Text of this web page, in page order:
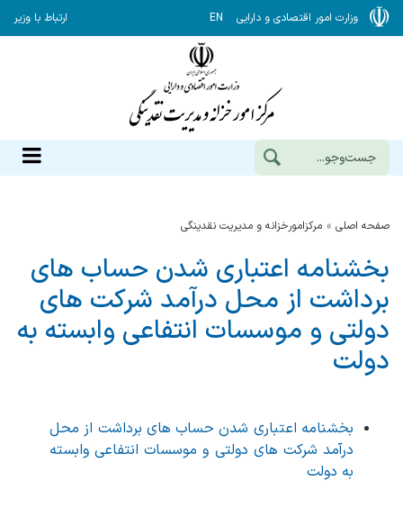
وزارت امور اقتصادی و دارایی EN ارتباط با وزیر
صفحه اصلی مرکزامورخزانه و مدیریت نقدینگی
بخشنامه اعتباری شدن حساب های
برداشت از محل درآمد شرکت های
دولتی و موسسات انتفاعی وابسته به
دولت
بخشنامه اعتباری شدن حساب های برداشت از محل
درآمد شرکت های دولتی و موسسات انتفاعی وابسته
به دولت